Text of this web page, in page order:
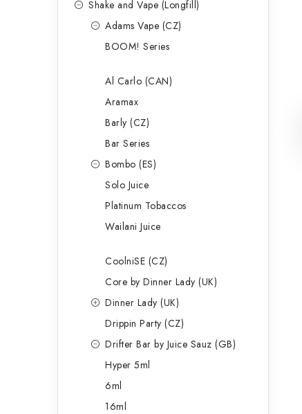
Shake and Vape (Longfill)
Adams Vape (CZ)
BOOM! Series
Al Carlo (CAN)
Aramax
Barly (CZ)
Bar Series
Bombo (ES)
Solo Juice
Platinum Tobaccos
Wailani Juice
CoolniSE (CZ)
Core by Dinner Lady (UK)
Dinner Lady (UK)
Drippin Party (CZ)
Drifter Bar by Juice Sauz (GB)
Hyper 5ml
6ml
16ml